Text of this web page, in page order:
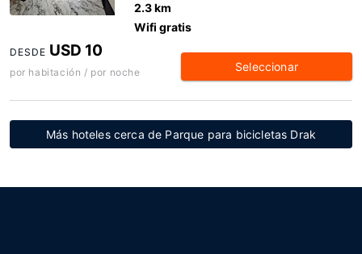
2.3 km
Wifi gratis
DESDE USD 10
por habitación / por noche Seleccionar
Más hoteles cerca de Parque para bicicletas Drak